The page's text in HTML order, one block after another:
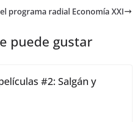
A
p
a Li
k
programa radial Economía XXI
puede gustar
#2: Salgán y